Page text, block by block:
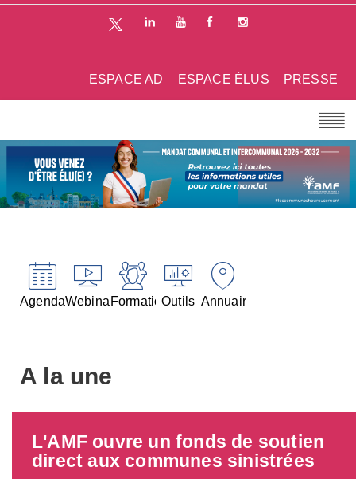
PRESSE
ESPACE ÉLUS
ESPACE AD
AgendaWebinairesFormationsOutils Annuaires
A la une
L'AMF ouvre un fonds de soutien
direct aux communes sinistrées